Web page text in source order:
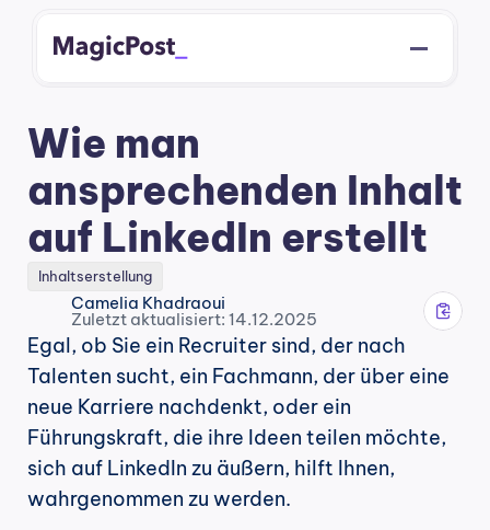
Wie man
ansprechenden Inhalt
auf LinkedIn erstellt
Inhaltserstellung
Camelia Khadraoui
Zuletzt aktualisiert: 14.12.2025
Egal, ob Sie ein Recruiter sind, der nach
Talenten sucht, ein Fachmann, der über eine
neue Karriere nachdenkt, oder ein
Führungskraft, die ihre Ideen teilen möchte,
sich auf LinkedIn zu äußern, hilft Ihnen,
wahrgenommen zu werden.